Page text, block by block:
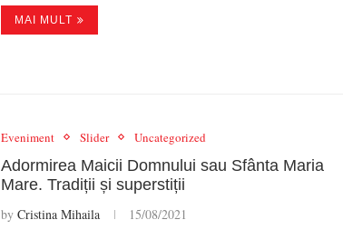
MAI MULT
Eveniment Slider Uncategorized
Adormirea Maicii Domnului sau Sfânta Maria
Mare. Tradiții și superstiții
by Cristina Mihaila 15/08/2021